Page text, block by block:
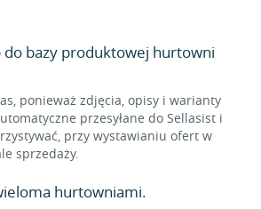
do bazy produktowej hurtowni
ponieważ zdjęcia, opisy i warianty
przesyłane do Sellasist i
przy wystawianiu ofert w
sprzedaży.
hurtowniami.